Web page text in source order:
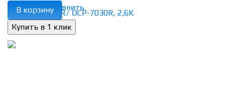
избранное сравнить
В корзину